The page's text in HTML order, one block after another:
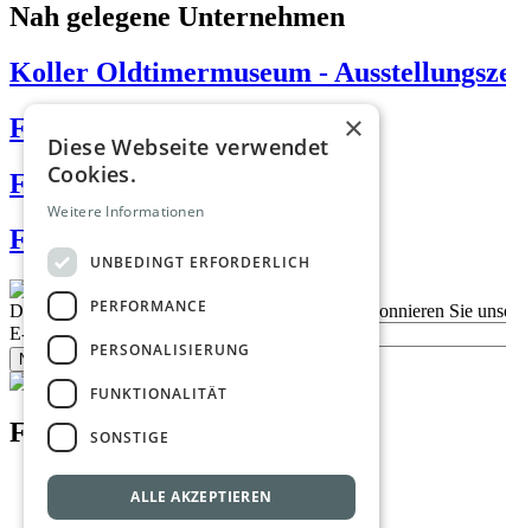
Nah gelegene Unternehmen
Koller Oldtimermuseum -
Firnkranz Josef
Funke Reinhard KFZ Handel
Feuerwehrmuseum Gars
Description Bleiben Sie auf dem Laufenden
Abonnieren Sie
E-Mail
Newsletter bestellen
Footer menu
Nutzungsbedingungen
×
Diese Webseite verwendet
Cookies.
Weitere Informationen
UNBEDINGT ERFORDERLICH
PERFORMANCE
PERSONALISIERUNG
FUNKTIONALITÄT
SONSTIGE
ALLE AKZEPTIEREN